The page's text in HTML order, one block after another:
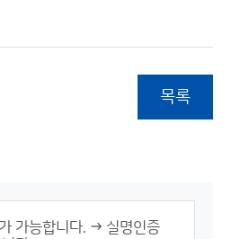
목록